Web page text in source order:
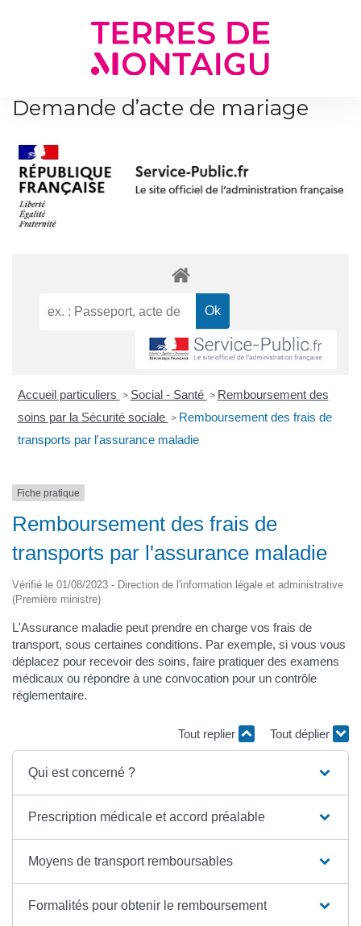
Demande d’acte de mariage
Accueil particuliers > Social - Santé > Remboursement des
soins par la Sécurité sociale > Remboursement des frais de
transports par l'assurance maladie
Fiche pratique
Remboursement des frais de
transports par l'assurance maladie
Vérifié le 01/08/2023 - Direction de l'information légale et administrative
(Première ministre)
L'Assurance maladie peut prendre en charge vos frais de
transport, sous certaines conditions. Par exemple, si vous vous
déplacez pour recevoir des soins, faire pratiquer des examens
médicaux ou répondre à une convocation pour un contrôle
réglementaire.
Tout replier Tout déplier
Qui est concerné ?
Prescription médicale et accord préalable
Moyens de transport remboursables
Formalités pour obtenir le remboursement